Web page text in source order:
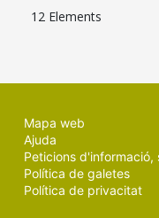
12 Elements
Mapa web
Ajuda
Peticions
Política de galetes
Política de privacitat